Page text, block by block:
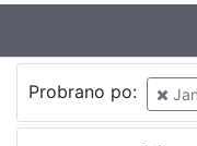
Probrano po: